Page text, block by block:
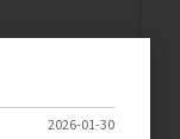
会員のみ公開
2026-01-30